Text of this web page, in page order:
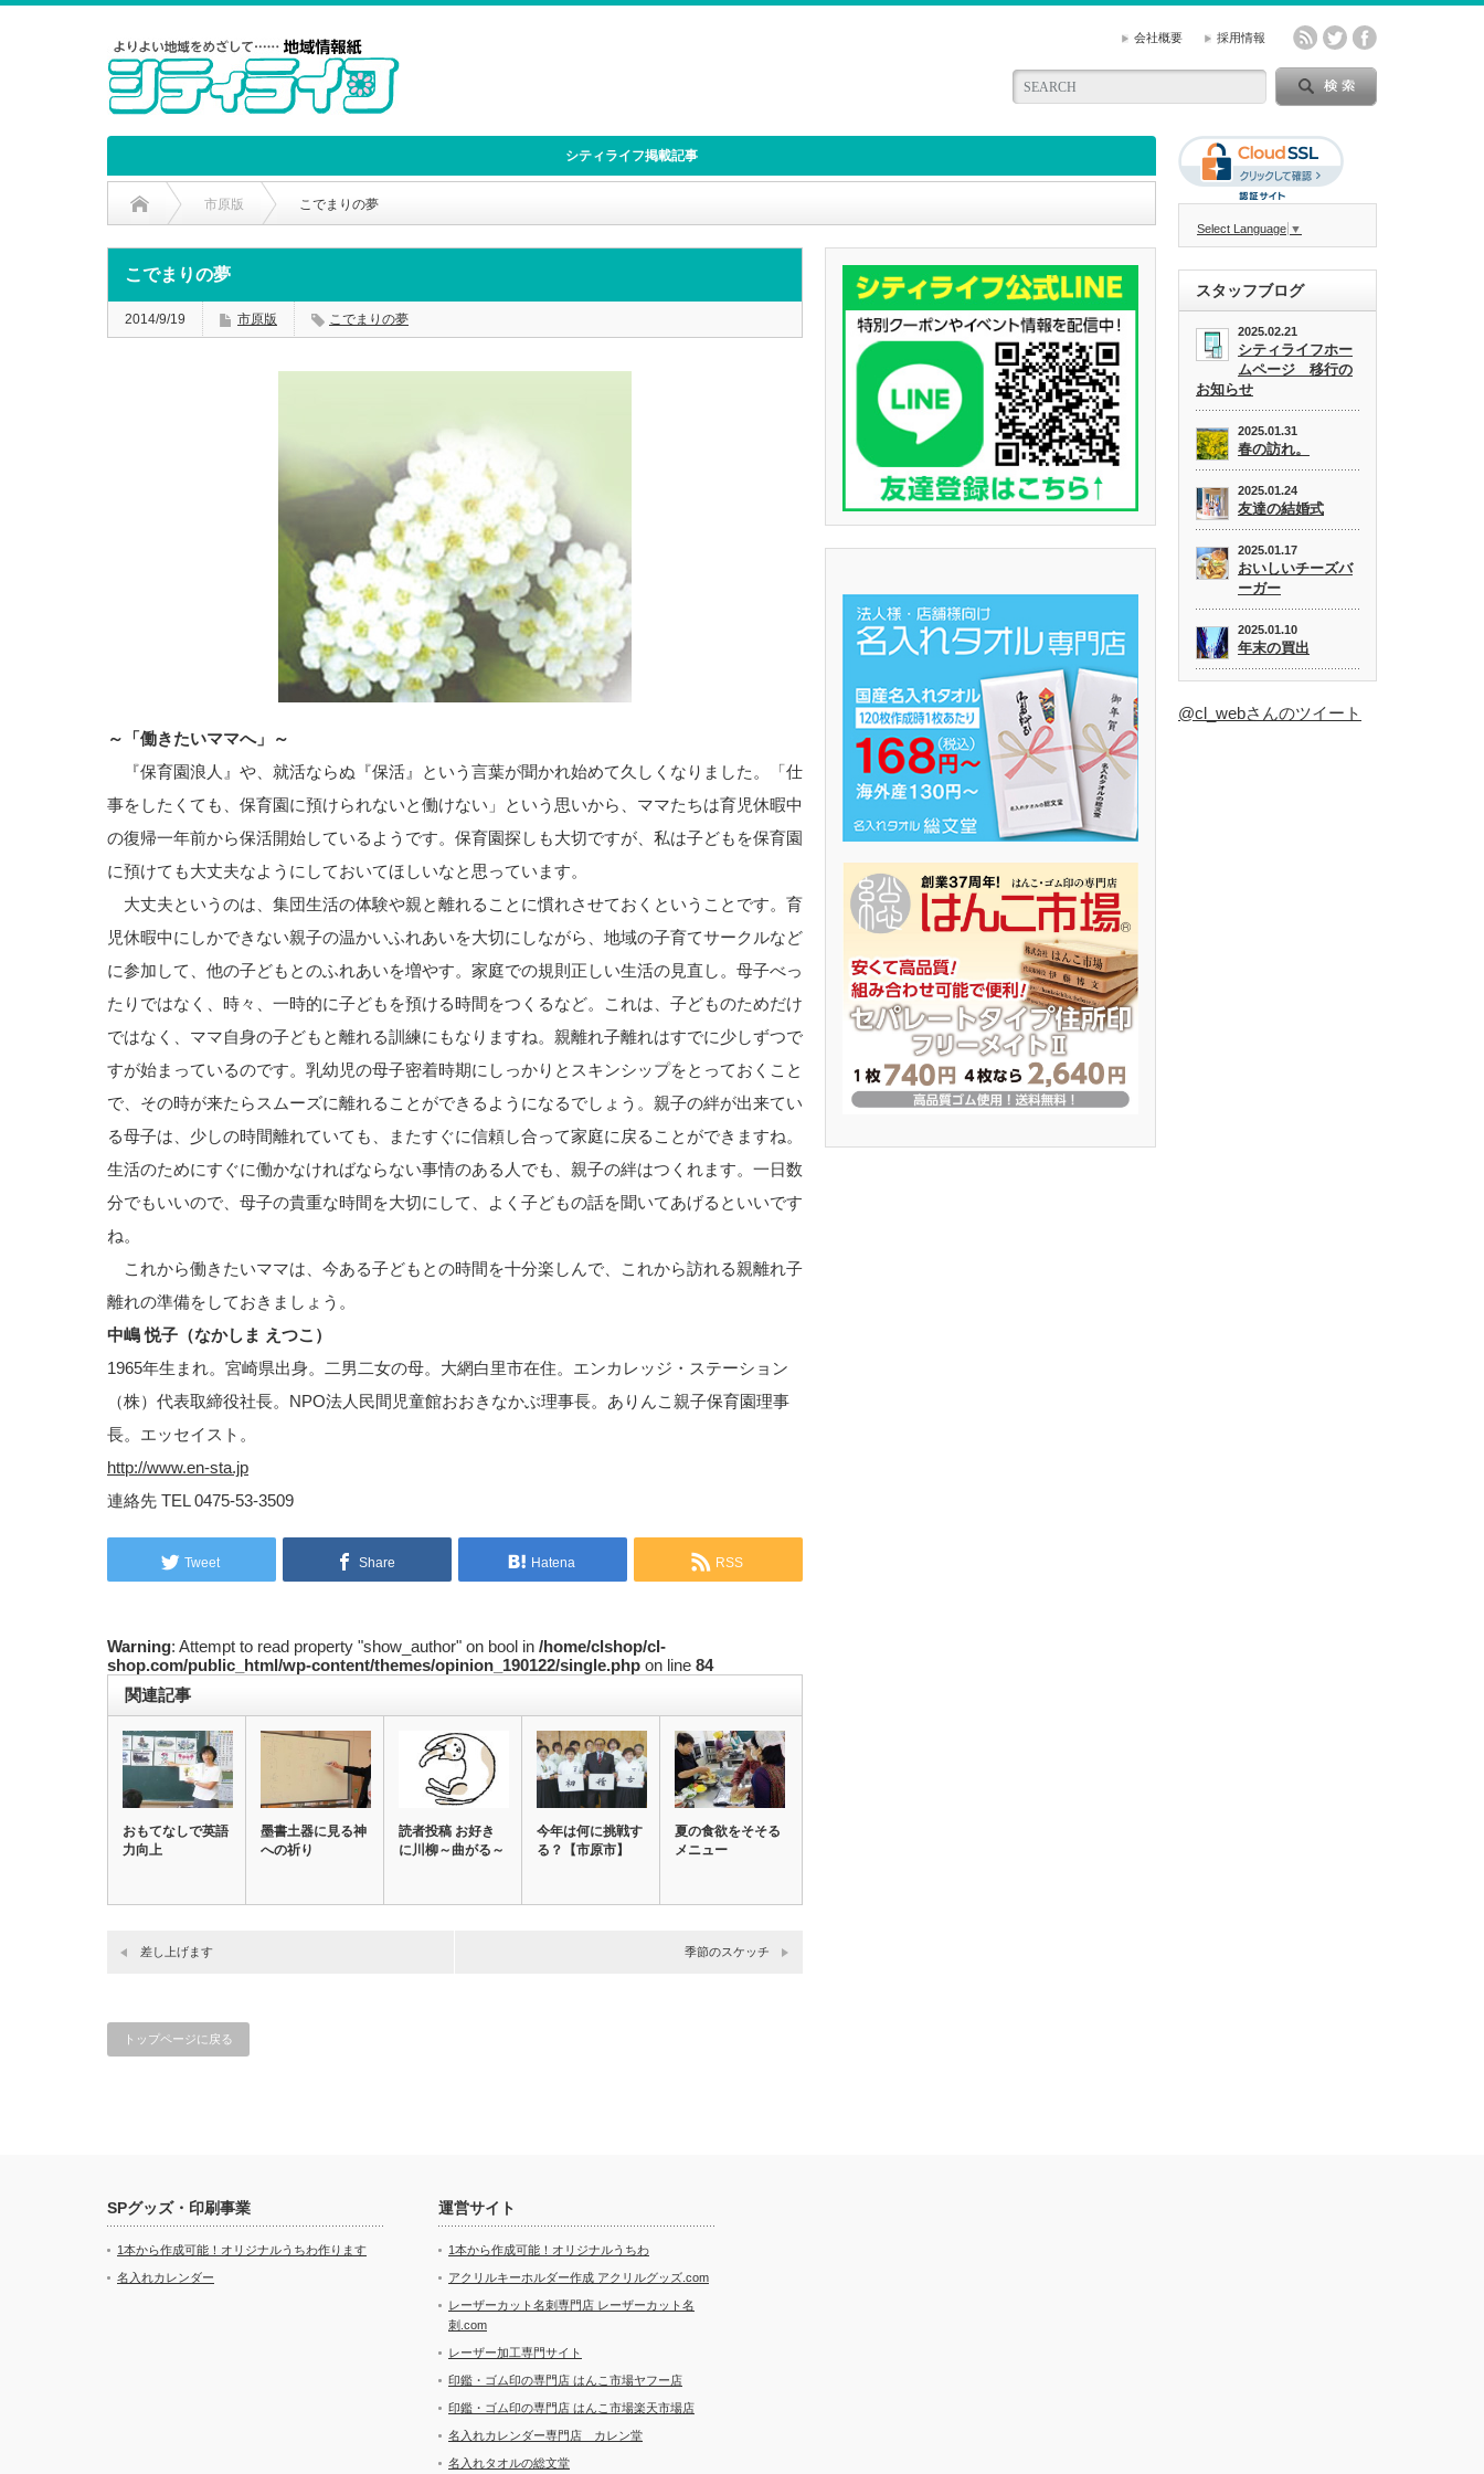
会社概要 採用情報
シティライフ掲載記事
市原版 こでまりの夢
こでまりの夢
2014/9/19 市原版 こでまりの夢
～「働きたいママへ」～
『保育園浪人』や、就活ならぬ『保活』という言葉が聞かれ始めて久しくなりました。「仕
事をしたくても、保育園に預けられないと働けない」という思いから、ママたちは育児休暇中
の復帰一年前から保活開始しているようです。保育園探しも大切ですが、私は子どもを保育園
に預けても大丈夫なようにしておいてほしいなと思っています。
大丈夫というのは、集団生活の体験や親と離れることに慣れさせておくということです。育
児休暇中にしかできない親子の温かいふれあいを大切にしながら、地域の子育てサークルなど
に参加して、他の子どもとのふれあいを増やす。家庭での規則正しい生活の見直し。母子べっ
たりではなく、時々、一時的に子どもを預ける時間をつくるなど。これは、子どものためだけ
ではなく、ママ自身の子どもと離れる訓練にもなりますね。親離れ子離れはすでに少しずつで
すが始まっているのです。乳幼児の母子密着時期にしっかりとスキンシップをとっておくこと
で、その時が来たらスムーズに離れることができるようになるでしょう。親子の絆が出来てい
る母子は、少しの時間離れていても、またすぐに信頼し合って家庭に戻ることができますね。
生活のためにすぐに働かなければならない事情のある人でも、親子の絆はつくれます。一日数
分でもいいので、母子の貴重な時間を大切にして、よく子どもの話を聞いてあげるといいです
ね。
これから働きたいママは、今ある子どもとの時間を十分楽しんで、これから訪れる親離れ子
離れの準備をしておきましょう。
中嶋 悦子（なかしま えつこ）
1965年生まれ。宮崎県出身。二男二女の母。大網白里市在住。エンカレッジ・ステーション
（株）代表取締役社長。NPO法人民間児童館おおきなかぶ理事長。ありんこ親子保育園理事
長。エッセイスト。
http://www.en-sta.jp
連絡先 TEL 0475-53-3509
Tweet Share Hatena RSS
Warning: Attempt to read property "show_author" on bool in /home/clshop/cl-
shop.com/public_html/wp-content/themes/opinion_190122/single.php on line 84
関連記事
おもてなしで英語
力向上
墨書土器に見る神
への祈り
読者投稿 お好き
に川柳～曲がる～
今年は何に挑戦す
る？【市原市】
夏の食欲をそそる
メニュー
差し上げます 季節のスケッチ
トップページに戻る
Select Language ▼
スタッフブログ
2025.02.21
シティライフホー
ムページ 移行の
お知らせ
2025.01.31
春の訪れ。
2025.01.24
友達の結婚式
2025.01.17
おいしいチーズバ
ーガー
2025.01.10
年末の買出
@cl_webさんのツイート
SPグッズ・印刷事業
1本から作成可能！オリジナルうちわ作ります
名入れカレンダー
運営サイト
1本から作成可能！オリジナルうちわ
アクリルキーホルダー作成 アクリルグッズ.com
レーザーカット名刺専門店 レーザーカット名
刺.com
レーザー加工専門サイト
印鑑・ゴム印の専門店 はんこ市場ヤフー店
印鑑・ゴム印の専門店 はんこ市場楽天市場店
名入れカレンダー専門店 カレン堂
名入れタオルの総文堂